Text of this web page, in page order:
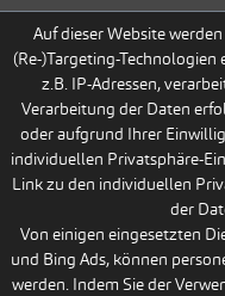
Auf dieser Website
(Re-)Targeting-
z.B. IP-Adressen,
Verarbeitung der Daten
oder aufgrund Ihrer
individuellen Privatsphäre-
Link zu den individuellen
der
Von einigen eingesetzten
und Bing Ads, können
werden. Indem Sie der